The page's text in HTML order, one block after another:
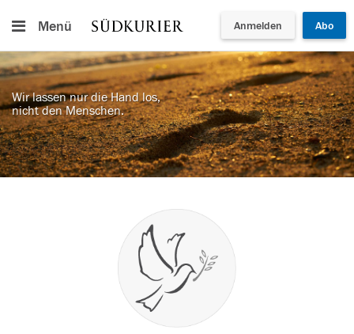
Menü Anmelden Abo
Wir lassen nur die Hand los,
nicht den Menschen.